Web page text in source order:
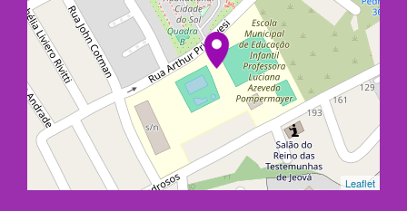
Leaflet